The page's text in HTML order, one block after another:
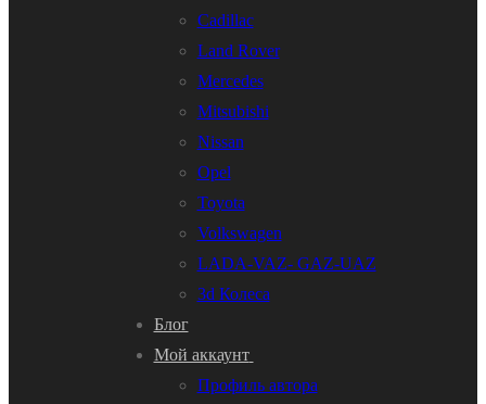
Cadillac
Land Rover
Mercedes
Mitsubishi
Nissan
Opel
Toyota
Volkswagen
LADA-VAZ- GAZ-UAZ
3d Колеса
Блог
Мой аккаунт
Профиль автора